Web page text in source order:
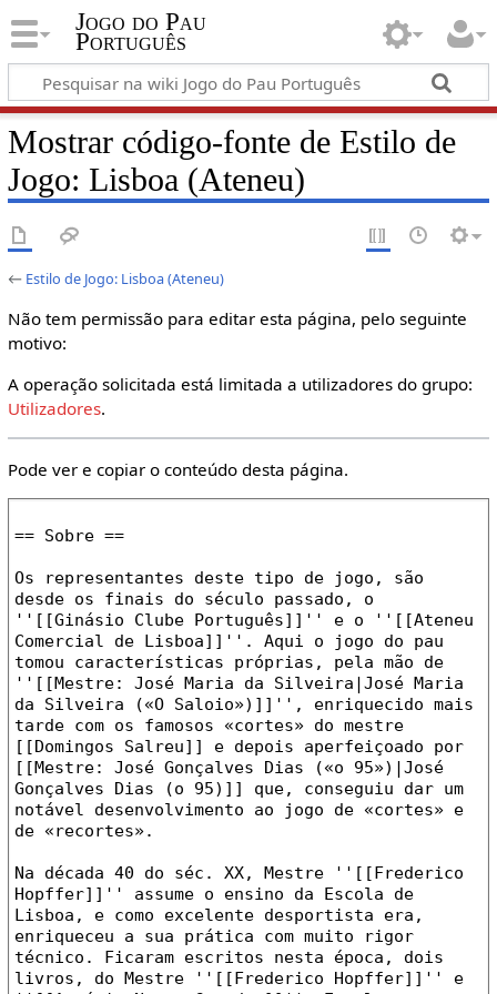
Jogo do Pau
Português
Mostrar código-fonte de Estilo de
Jogo: Lisboa (Ateneu)
← Estilo de Jogo: Lisboa (Ateneu)
Não tem permissão para editar esta página, pelo seguinte
motivo:
A operação solicitada está limitada a utilizadores do grupo:
Utilizadores.
Pode ver e copiar o conteúdo desta página.